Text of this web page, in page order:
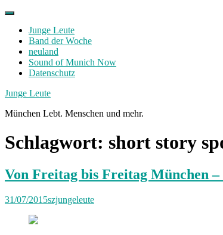
Skip
contentJunge Leute
Band der Woche
neuland
Sound of Munich Now
Datenschutz
Facebook
Twitter
Instagram
Junge Leute
München Lebt. Menschen und mehr.
Schlagwort: short story
Von Freitag bis Freitag München
31/07/2015szjungeleute